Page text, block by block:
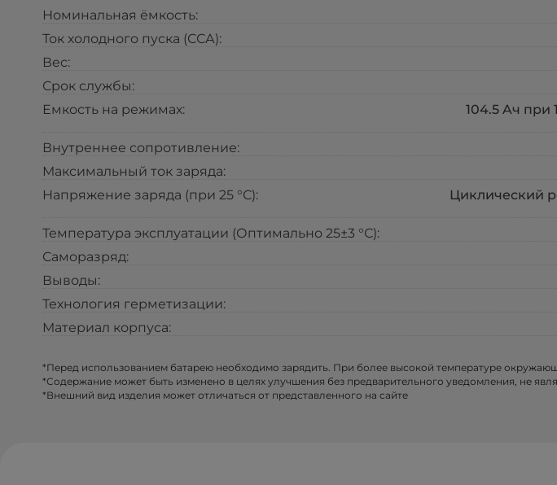
Номинальная ёмкость:
Ток холодного пуска (ССА):
Вес:
Срок службы:
Емкость на режимах:
104.5 Aч при
Внутреннее сопротивление:
Максимальный ток заряда:
Напряжение заряда (при 25 °С):
Циклический
Температура эксплуатации (Оптимально 25±3 °С):
Саморазряд:
Выводы:
Технология герметизации:
Материал корпуса:
*Перед использованием батарею необходимо зарядить. При более высокой температуре
*Содержание может быть изменено в целях улучшения без предварительного уведомления, не
*Внешний вид изделия может отличаться от представленного на сайте